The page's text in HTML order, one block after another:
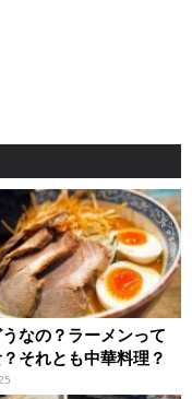
なの？ラーメンって
？それとも中華料理？